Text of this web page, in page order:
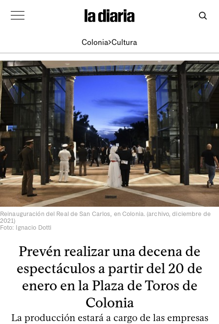
Colonia Cultura
Reinauguración del Real de San Carlos, en Colonia. (archivo, diciembre de
2021)
Foto: Ignacio Dotti
Prevén realizar una decena de
espectáculos a partir del 20 de
enero en la Plaza de Toros de
Colonia
La producción estará a cargo de las empresas